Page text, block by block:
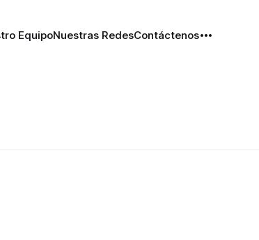
EquipoNuestras RedesContáctenos